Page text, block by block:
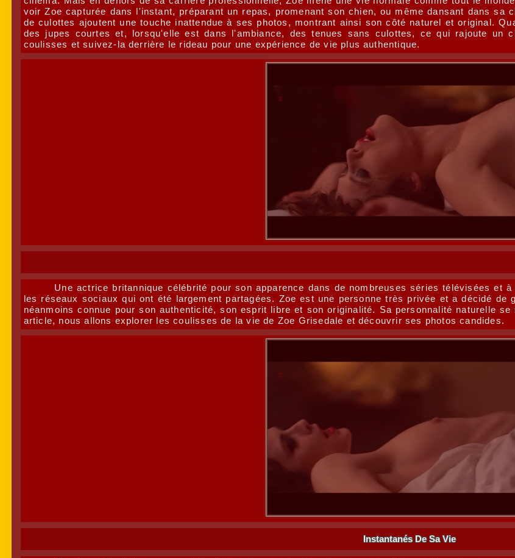
voir Zoe capturée dans l'instant, préparant un repas, promenant son chien, ou même dansant dans sa
de culottes ajoutent une touche inattendue à ses photos, montrant ainsi son côté naturel et original.
des jupes courtes et, lorsqu'elle est dans l'ambiance, des tenues sans culottes, ce qui rajoute un
coulisses et suivez-la derrière le rideau pour une expérience de vie plus authentique.
Une actrice britannique célébrité pour son apparence dans de nombreuses séries télévisées et
les réseaux sociaux qui ont été largement partagées. Zoe est une personne très privée et a décidé
néanmoins connue pour son authenticité, son esprit libre et son originalité. Sa personnalité naturelle
article, nous allons explorer les coulisses de la vie de Zoe Grisedale et découvrir ses photos candides.
Instantanés De Sa Vie